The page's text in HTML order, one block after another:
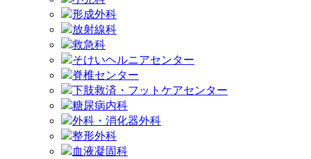
形成外科
放射線科
救急科
そけいヘルニアセンター
脊椎センター
下肢救済・フットケアセンター
糖尿病内科
外科・消化器外科
整形外科
血液凝固科